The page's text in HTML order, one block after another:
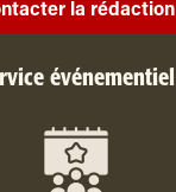
la rédaction
événementiel